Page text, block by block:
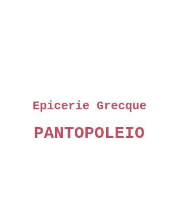
Epicerie Grecque
PANTOPOLEIO